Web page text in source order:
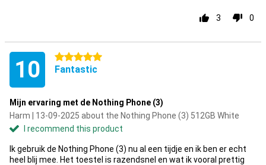
3 0
10 5 stars
Fantastic
Mijn ervaring met de Nothing Phone (3)
Harm | 13-09-2025 about the Nothing Phone (3) 512GB White
I recommend this product
Ik gebruik de Nothing Phone (3) nu al een tijdje en ik ben er echt
heel blij mee. Het toestel is razendsnel en wat ik vooral prettig